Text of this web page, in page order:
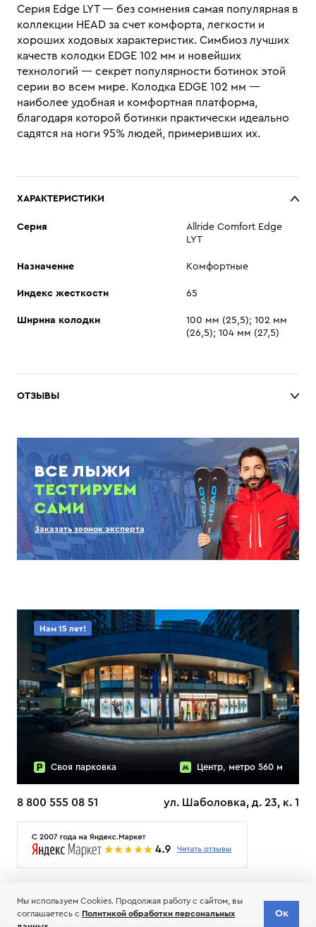
Серия Edge LYT — без сомнения самая популярная в
коллекции HEAD за счет комфорта, легкости и
хороших ходовых характеристик. Симбиоз лучших
качеств колодки EDGE 102 мм и новейших
технологий — секрет популярности ботинок этой
серии во всем мире. Колодка EDGE 102 мм —
наиболее удобная и комфортная платформа,
благодаря которой ботинки практически идеально
садятся на ноги 95% людей, примеривших их.
ХАРАКТЕРИСТИКИ
Cерия
Allride Comfort Edge
LYT
Назначение Комфортные
Индекс жесткости 65
Ширина колодки
100 мм (25,5); 102 мм
(26,5); 104 мм (27,5)
ОТЗЫВЫ
ВСЕ ЛЫЖИ
ТЕСТИРУЕМ
САМИ
Заказать звонок эксперта
Нам 15 лет!
Своя парковка Центр, метро 560 м
8 800 555 08 51 ул. Шаболовка, д. 23, к. 1
Мы используем Cookies. Продолжая работу с сайтом, вы
соглашаетесь с Политикой обработки персональных
Ок